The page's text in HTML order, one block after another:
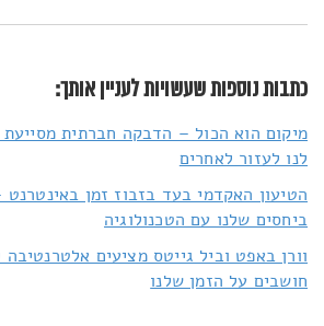
כתבות נוספות שעשויות לעניין אותך:
מיקום הוא הכול – הדבקה חברתית
לנו לעזור לאחרים
הטיעון האקדמי בעד בזבוז זמן
ביחסים שלנו עם הטכנולוגיה
וורן באפט וביל גייטס מציעים אלטרנטיבה
חושבים על הזמן שלנו